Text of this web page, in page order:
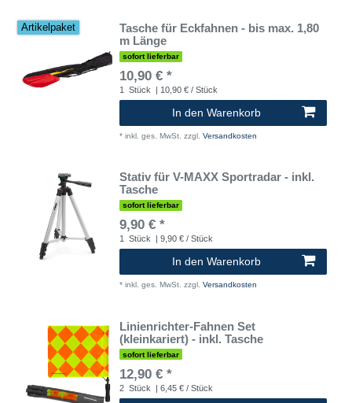
Artikelpaket
Tasche für Eckfahnen - bis max. 1,80
m Länge
sofort lieferbar
10,90 € *
1 Stück | 10,90 € / Stück
In den Warenkorb
* inkl. ges. MwSt. zzgl. Versandkosten
Stativ für V-MAXX Sportradar - inkl.
Tasche
sofort lieferbar
9,90 € *
1 Stück | 9,90 € / Stück
In den Warenkorb
* inkl. ges. MwSt. zzgl. Versandkosten
Linienrichter-Fahnen Set
(kleinkariert) - inkl. Tasche
sofort lieferbar
12,90 € *
2 Stück | 6,45 € / Stück